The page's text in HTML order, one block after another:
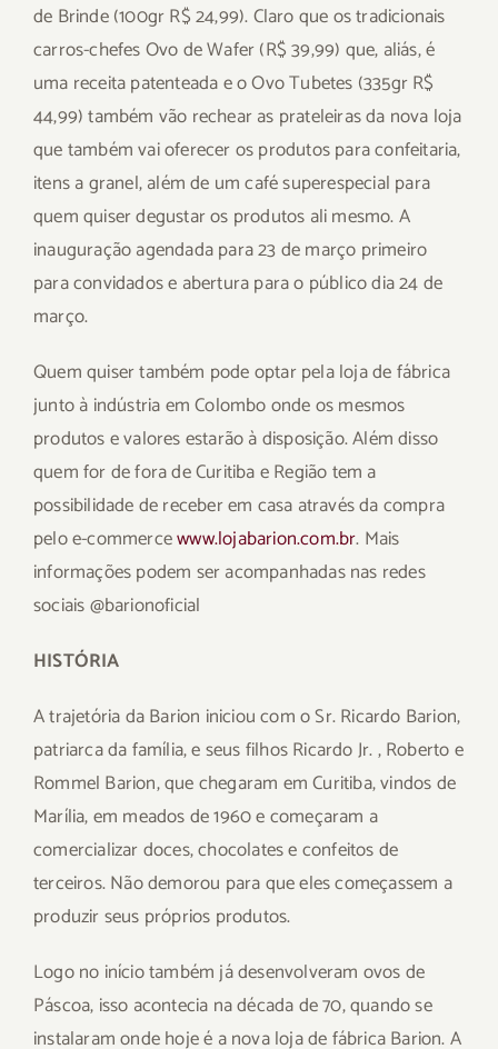
de Brinde (100gr R$ 24,99). Claro que os tradicionais
carros-chefes Ovo de Wafer (R$ 39,99) que, aliás, é
uma receita patenteada e o Ovo Tubetes (335gr R$
44,99) também vão rechear as prateleiras da nova loja
que também vai oferecer os produtos para confeitaria,
itens a granel, além de um café superespecial para
quem quiser degustar os produtos ali mesmo. A
inauguração agendada para 23 de março primeiro
para convidados e abertura para o público dia 24 de
março.
Quem quiser também pode optar pela loja de fábrica
junto à indústria em Colombo onde os mesmos
produtos e valores estarão à disposição. Além disso
quem for de fora de Curitiba e Região tem a
possibilidade de receber em casa através da compra
pelo e-commercewww.lojabarion.com.br. Mais
informações podem ser acompanhadas nas redes
sociais @barionoficial
HISTÓRIA
A trajetória da Barion iniciou com o Sr. Ricardo Barion,
patriarca da família, e seus filhos Ricardo Jr. , Roberto e
Rommel Barion, que chegaram em Curitiba, vindos de
Marília, em meados de 1960 e começaram a
comercializar doces, chocolates e confeitos de
terceiros. Não demorou para que eles começassem a
produzir seus próprios produtos.
Logo no início também já desenvolveram ovos de
Páscoa, isso acontecia na década de 70, quando se
instalaram onde hoje é a nova loja de fábrica Barion. A